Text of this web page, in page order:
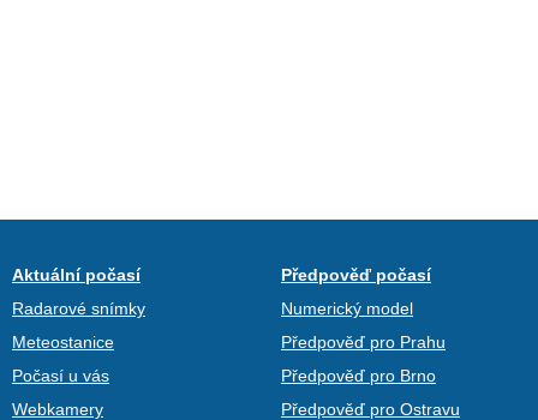
Aktuální počasí
Radarové snímky
Meteostanice
Počasí u vás
Webkamery
Předpověď počasí
Numerický model
Předpověď pro Prahu
Předpověď pro Brno
Předpověď pro Ostravu